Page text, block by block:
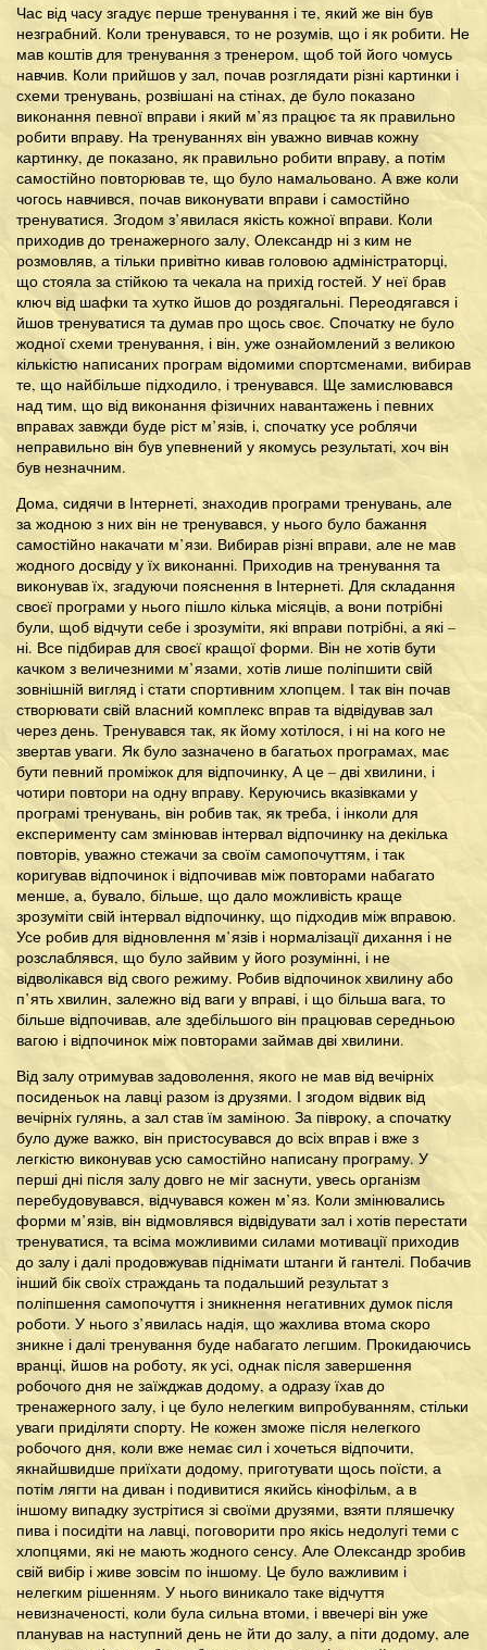
Час від часу згадує перше тренування і те, який же він був
незграбний. Коли тренувався, то не розумів, що і як робити. Не
мав коштів для тренування з тренером, щоб той його чомусь
навчив. Коли прийшов у зал, почав розглядати різні картинки і
схеми тренувань, розвішані на стінах, де було показано
виконання певної вправи і який м’яз працює та як правильно
робити вправу. На тренуваннях він уважно вивчав кожну
картинку, де показано, як правильно робити вправу, а потім
самостійно повторював те, що було намальовано. А вже коли
чогось навчився, почав виконувати вправи і самостійно
тренуватися. Згодом з’явилася якість кожної вправи. Коли
приходив до тренажерного залу, Олександр ні з ким не
розмовляв, а тільки привітно кивав головою адміністраторці,
що стояла за стійкою та чекала на прихід гостей. У неї брав
ключ від шафки та хутко йшов до роздягальні. Переодягався і
йшов тренуватися та думав про щось своє. Спочатку не було
жодної схеми тренування, і він, уже ознайомлений з великою
кількістю написаних програм відомими спортсменами, вибирав
те, що найбільше підходило, і тренувався. Ще замислювався
над тим, що від виконання фізичних навантажень і певних
вправах завжди буде ріст м’язів, і, спочатку усе роблячи
неправильно він був упевнений у якомусь результаті, хоч він
був незначним.
Дома, сидячи в Інтернеті, знаходив програми тренувань, але
за жодною з них він не тренувався, у нього було бажання
самостійно накачати м’язи. Вибирав різні вправи, але не мав
жодного досвіду у їх виконанні. Приходив на тренування та
виконував їх, згадуючи пояснення в Інтернеті. Для складання
своєї програми у нього пішло кілька місяців, а вони потрібні
були, щоб відчути себе і зрозуміти, які вправи потрібні, а які –
ні. Все підбирав для своєї кращої форми. Він не хотів бути
качком з величезними м’язами, хотів лише поліпшити свій
зовнішній вигляд і стати спортивним хлопцем. І так він почав
створювати свій власний комплекс вправ та відвідував зал
через день. Тренувався так, як йому хотілося, і ні на кого не
звертав уваги. Як було зазначено в багатьох програмах, має
бути певний проміжок для відпочинку, А це – дві хвилини, і
чотири повтори на одну вправу. Керуючись вказівками у
програмі тренувань, він робив так, як треба, і інколи для
експерименту сам змінював інтервал відпочинку на декілька
повторів, уважно стежачи за своїм самопочуттям, і так
коригував відпочинок і відпочивав між повторами набагато
менше, а, бувало, більше, що дало можливість краще
зрозуміти свій інтервал відпочинку, що підходив між вправою.
Усе робив для відновлення м’язів і нормалізації дихання і не
розслаблявся, що було зайвим у його розумінні, і не
відволікався від свого режиму. Робив відпочинок хвилину або
п’ять хвилин, залежно від ваги у вправі, і що більша вага, то
більше відпочивав, але здебільшого він працював середньою
вагою і відпочинок між повторами займав дві хвилини.
Від залу отримував задоволення, якого не мав від вечірніх
посиденьок на лавці разом із друзями. І згодом відвик від
вечірніх гулянь, а зал став їм заміною. За півроку, а спочатку
було дуже важко, він пристосувався до всіх вправ і вже з
легкістю виконував усю самостійно написану програму. У
перші дні після залу довго не міг заснути, увесь організм
перебудовувався, відчувався кожен м’яз. Коли змінювались
форми м’язів, він відмовлявся відвідувати зал і хотів перестати
тренуватися, та всіма можливими силами мотивації приходив
до залу і далі продовжував піднімати штанги й гантелі. Побачив
інший бік своїх страждань та подальший результат з
поліпшення самопочуття і зникнення негативних думок після
роботи. У нього з’явилась надія, що жахлива втома скоро
зникне і далі тренування буде набагато легшим. Прокидаючись
вранці, йшов на роботу, як усі, однак після завершення
робочого дня не заїжджав додому, а одразу їхав до
тренажерного залу, і це було нелегким випробуванням, стільки
уваги приділяти спорту. Не кожен зможе після нелегкого
робочого дня, коли вже немає сил і хочеться відпочити,
якнайшвидше приїхати додому, приготувати щось поїсти, а
потім лягти на диван і подивитися якийсь кінофільм, а в
іншому випадку зустрітися зі своїми друзями, взяти пляшечку
пива і посидіти на лавці, поговорити про якісь недолугі теми с
хлопцями, які не мають жодного сенсу. Але Олександр зробив
свій вибір і живе зовсім по іншому. Це було важливим і
нелегким рішенням. У нього виникало таке відчуття
невизначеності, коли була сильна втоми, і ввечері він уже
планував на наступний день не йти до залу, а піти додому, але